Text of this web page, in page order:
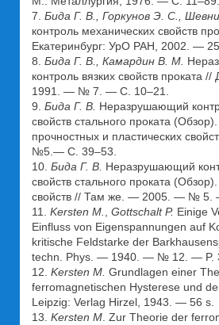
7. Бида Г. В., Горкунов Э. С.,
контроль механических свойств
Екатеринбург: УрО РАН, 2002. —
8. Бида Г. В., Камардин В. М.
контроль вязких свойств проката
1991. — № 7. — С. 10–21.
9. Бида Г. В. Неразрушающий
свойств стального проката
прочностных и пластических
№5.— С. 39–53.
10. Бида Г. В. Неразрушающий
свойств стального проката
свойств // Там же. — 2005. — № 5.
11. Kersten M. Gottschalt P. Einige
Einfluss von Eigenspannungen auf
kritische Feldstarke der
techn. Phys. — 1940. — № 12. — P.
12. Kersten M. Grundlagen einer
ferromagnetischen Hysterese und
Leipzig: Verlag Hirzel, 1943. — 56 s.
13. Kersten M . Zur Theorie der